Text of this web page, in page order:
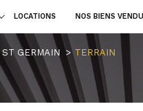
terrains
LOCATIONS NOS BIENS
Estimer
LOCALISATION
voir les
GERMAIN TERRAIN